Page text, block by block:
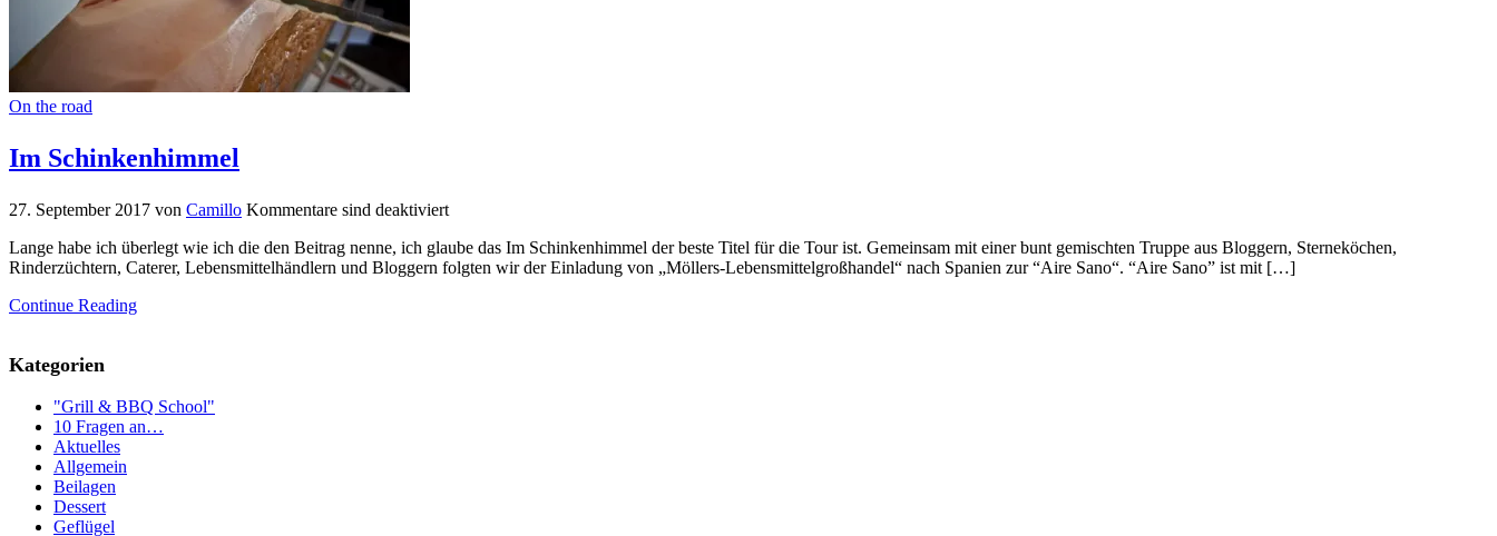
On the road
Im Schinkenhimmel
27. September 2017 von Camillo Kommentare sind deaktiviert
Lange habe ich überlegt wie ich die den Beitrag nenne, ich glaube das Im Schinkenhimmel der beste Titel für die Tour ist. Gemeinsam mit einer bunt gemischten Truppe aus Bloggern, Sterneköchen,
Rinderzüchtern, Caterer, Lebensmittelhändlern und Bloggern folgten wir der Einladung von „Möllers-Lebensmittelgroßhandel“ nach Spanien zur “Aire Sano“. “Aire Sano” ist mit […]
Continue Reading
Kategorien
"Grill & BBQ School"
10 Fragen an…
Aktuelles
Allgemein
Beilagen
Dessert
Geflügel